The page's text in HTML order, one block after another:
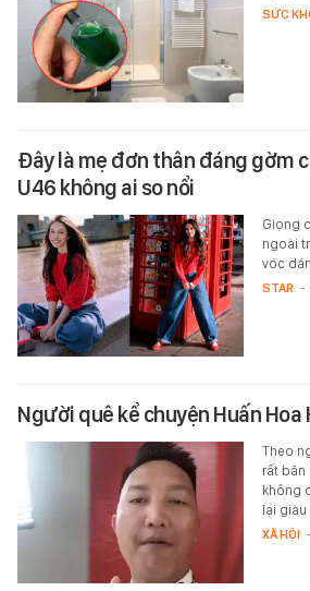
SỨC
Đây là mẹ đơn thân đáng gờm
U46 không ai so nổi
Giọng
ngoài
vóc
STAR -
Người quê kể chuyện Huấn Hoa
Theo
rất băn
không
lại
XÃ HỘI -